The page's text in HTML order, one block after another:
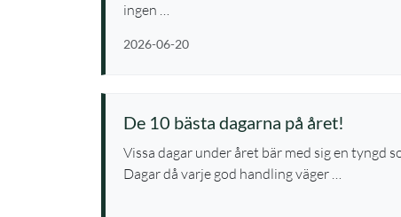
ingen …
2026-06-20
De 10 bästa dagarna på året!
Vissa dagar under året bär med sig en tyngd
Dagar då varje god handling väger …